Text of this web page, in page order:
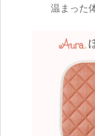
温まった